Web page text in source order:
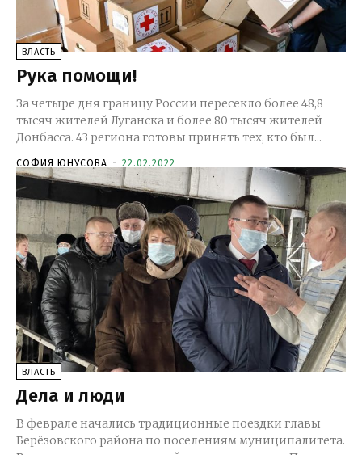
ВЛАСТЬ
Рука помощи!
За четыре дня границу России пересекло более 48,8
тысяч жителей Луганска и более 80 тысяч жителей
Донбасса. 43 региона готовы принять тех, кто был...
СОФИЯ ЮНУСОВА - 22.02.2022
ВЛАСТЬ
Дела и люди
В феврале начались традиционные поездки главы
Берёзовского района по поселениям муниципалитета.